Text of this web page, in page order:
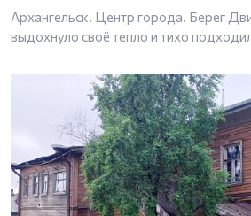
Архангельск. Центр города. Берег
выдохнуло своё тепло и тихо